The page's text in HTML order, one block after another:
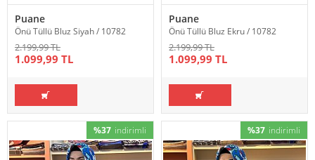
Puane
Önü Tüllü Bluz Siyah / 10782
2.199,99 TL
1.099,99 TL
Puane
Önü Tüllü Bluz Ekru / 10782
2.199,99 TL
1.099,99 TL
%37 indirimli %37 indirimli